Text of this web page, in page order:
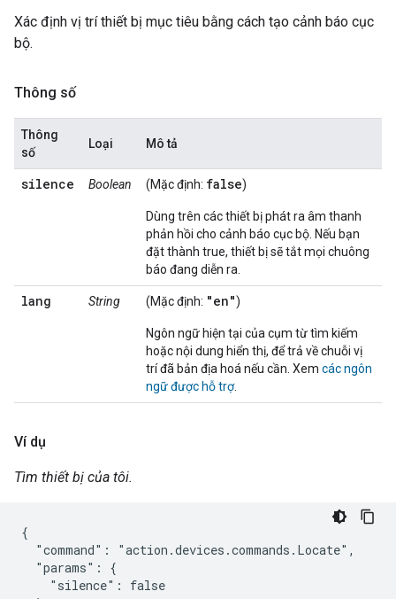
Xác định vị trí thiết bị mục tiêu bằng cách tạo cảnh báo cục
bộ.
Thông số
Thông
số
Loại Mô tả
silence Boolean (Mặc định: false)
Dùng trên các thiết bị phát ra âm thanh
phản hồi cho cảnh báo cục bộ. Nếu bạn
đặt thành true, thiết bị sẽ tắt mọi chuông
báo đang diễn ra.
lang String (Mặc định: "en")
Ngôn ngữ hiện tại của cụm từ tìm kiếm
hoặc nội dung hiển thị, để trả về chuỗi vị
trí đã bản địa hoá nếu cần. Xem các ngôn
ngữ được hỗ trợ.
Ví dụ
Tìm thiết bị của tôi.
{
  "command": "action.devices.commands.Locate",
  "params": {
    "silence": false